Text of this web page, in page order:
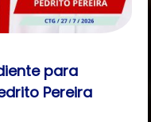
para
Pereira